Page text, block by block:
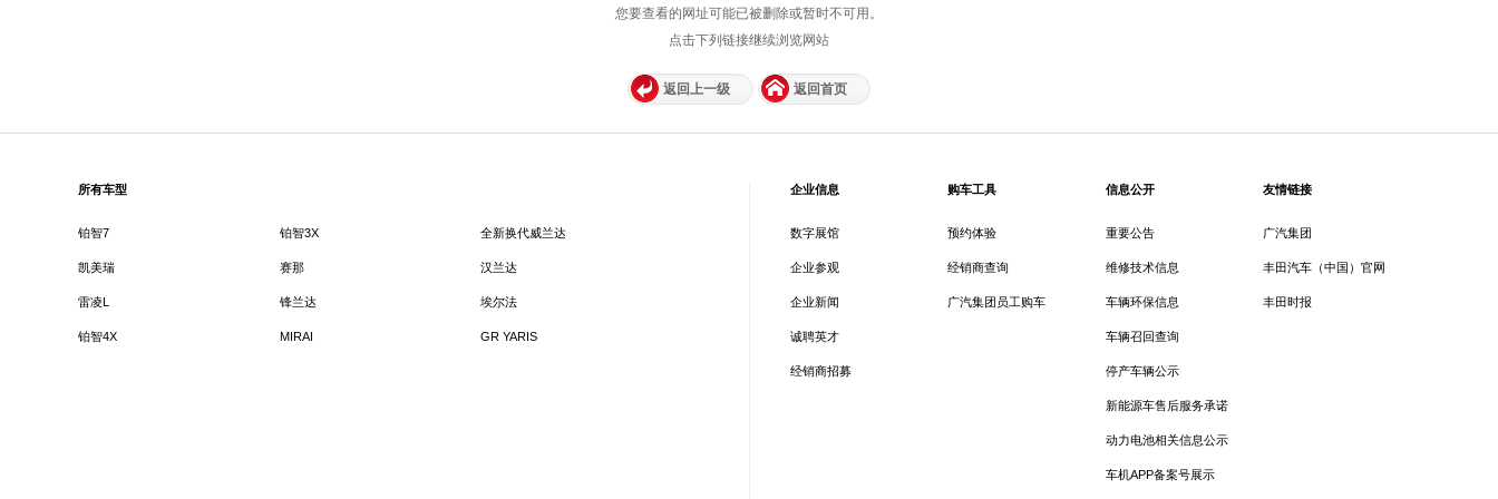
您要查看的网址可能已被删除或暂时不可用。
点击下列链接继续浏览网站
返回上一级 返回首页
所有车型
铂智7 铂智3X 全新换代威兰达
凯美瑞 赛那 汉兰达
雷凌L 锋兰达 埃尔法
铂智4X MIRAI GR YARIS
企业信息
数字展馆
企业参观
企业新闻
诚聘英才
经销商招募
购车工具
预约体验
经销商查询
广汽集团员工购车
信息公开
重要公告
维修技术信息
车辆环保信息
车辆召回查询
停产车辆公示
新能源车售后服务承诺
动力电池相关信息公示
车机APP备案号展示
友情链接
广汽集团
丰田汽车（中国）官网
丰田时报